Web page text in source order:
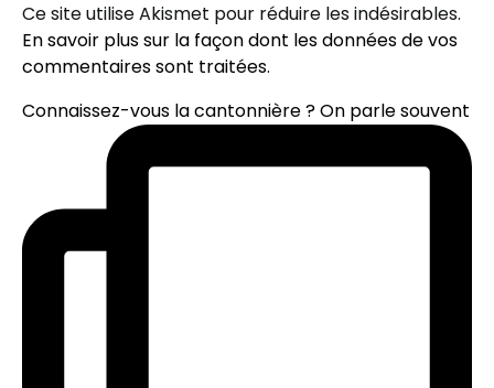
Ce site utilise Akismet pour réduire les indésirables.
En savoir plus sur la façon dont les données de vos
commentaires sont traitées.
Connaissez-vous la cantonnière ? On parle souvent